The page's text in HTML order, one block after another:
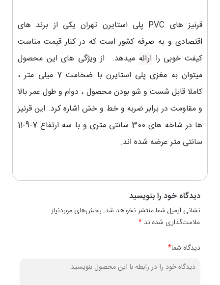
قرنیز های PVC پلی استایرن تهران یکی از برند های
اقتصادی و به صرفه کشور است که در کنار قیمت مناست
کیفت خوبی را ارائه میدهد. از ویژگی های این محصول
میتوان به مغزی پلی استایرن با ضخامت 7 میلی متر ،
کاملا قابل شست و شو بودن محصول ، دوام و طول عمر بالا
و مقاومت در برابر ضربه و خط و خش اشاره کرد. این قرنیز
ها در شاخه های 300 سانتی متری و با سه ارتفاع 7-9-11
سانتی متر عرضه شده اند.
دیدگاه خود را بنویسید
نشانی ایمیل شما منتشر نخواهد شد. بخش‌های موردنیاز
علامت‌گذاری شده‌اند*
دیدگاه شما*